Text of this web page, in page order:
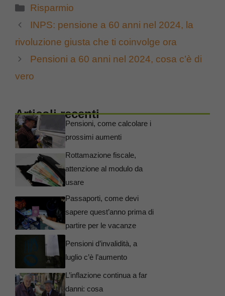
Categorie
Risparmio
INPS: pensione a 60 anni nel 2024, la
rivoluzione giusta che ti coinvolge ora
Pensioni a 60 anni nel 2024, cosa c’è di
vero
Articoli recenti
Pensioni, come calcolare i
prossimi aumenti
Rottamazione fiscale,
attenzione al modulo da
usare
Passaporti, come devi
sapere quest’anno prima di
partire per le vacanze
Pensioni d’invalidità, a
luglio c’è l’aumento
L’inflazione continua a far
danni: cosa